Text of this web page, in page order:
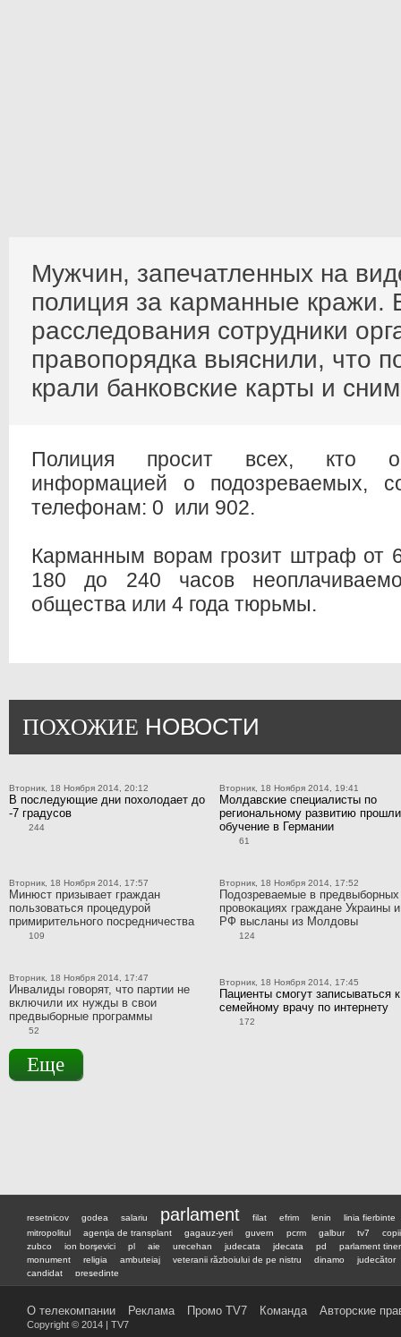
Мужчин, запечатленных на
полиция за карманные кражи.
расследования сотрудники
правопорядка выяснили, что
крали банковские карты и
Полиция просит всех, кто
информацией о подозреваемых,
телефонам: 0 или 902.
Карманным ворам грозит штраф от
180 до 240 часов
общества или 4 года тюрьмы.
ПОХОЖИЕ НОВОСТИ
Вторник, 18 Ноября 2014, 20:12
В последующие дни похолодает до
-7 градусов
244
Вторник, 18 Ноября 2014, 19:41
Молдавские специалисты по
региональному развитию прошли
обучение в Германии
61
Вторник, 18 Ноября 2014, 17:57
Минюст призывает граждан
пользоваться процедурой
примирительного посредничества
109
Вторник, 18 Ноября 2014, 17:52
Подозреваемые в предвыборных
провокациях граждане Украины и
РФ высланы из Молдовы
124
Вторник, 18 Ноября 2014, 17:47
Инвалиды говорят, что партии не
включили их нужды в свои
предвыборные программы
52
Вторник, 18 Ноября 2014, 17:45
Пациенты смогут записываться к
семейному врачу по интернету
172
Еще
resetnicov godea salariu parlament filat efrim lenin
linia fierbinte
mitropolitul
agenţia de transplant gagauz-yeri guvern pcrm galbur tv7
copii
zubco
ion borşevici pl aie urecehan judecata jdecata pd
parlament
monument
religia ambuteiaj veteranii războiului de pe nistru dinamo
judecător
candidat
preşedinte
О телекомпании Реклама Промо TV7 Команда Авторские
Copyright © 2014 | TV7